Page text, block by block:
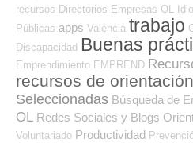
recursos Directorios Empresas OL
Públicas apps Valencia trabajo
Discapacidad Buenas
Emprendimiento EMPREND
recursos de orientación
Seleccionadas Búsqueda de
OL Redes Sociales y Blogs
Voluntariado Productividad